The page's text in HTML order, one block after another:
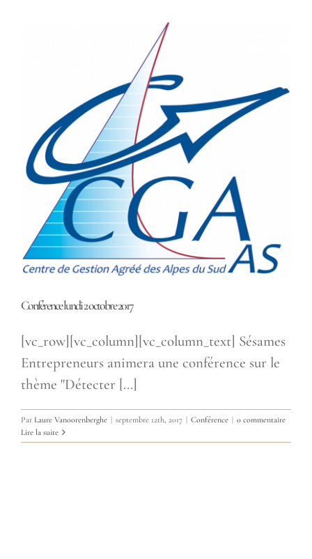
Conférence lundi 2 octobre 2017
[vc_row][vc_column][vc_column_text] Sésames
Entrepreneurs animera une conférence sur le
thème "Détecter [...]
Par Laure Vanoorenberghe | septembre 12th, 2017 | Conférence | 0 commentaire
Lire la suite